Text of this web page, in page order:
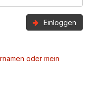
Einloggen
oder mein